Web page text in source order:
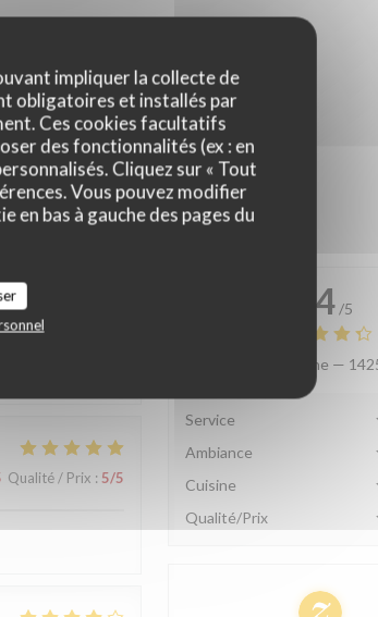
impliquer la collecte de
obligatoires et installés par
Ces cookies facultatifs
des fonctionnalités (ex : en
Cliquez sur « Tout
Vous pouvez modifier
bas à gauche des pages du
Qualité / Prix : 5/5
4.4 /5
Note moyenne —
Service
Ambiance
Cuisine
Qualité/Prix